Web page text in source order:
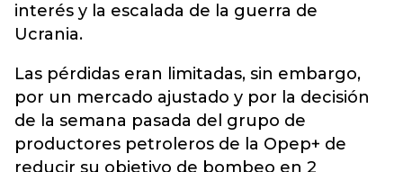
interés y la escalada de la guerra de
Ucrania.
Las pérdidas eran limitadas, sin embargo,
por un mercado ajustado y por la decisión
de la semana pasada del grupo de
productores petroleros de la Opep+ de
reducir su objetivo de bombeo en 2